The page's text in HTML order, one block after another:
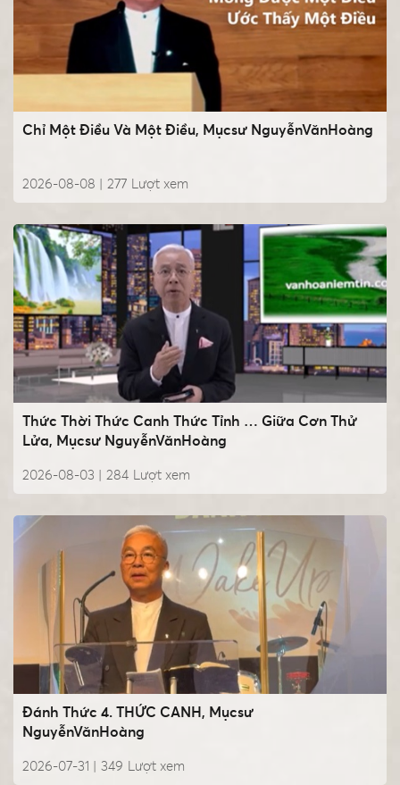
Chỉ Một Điều Và Một Điều, Mụcsư NguyễnVănHoàng
2026-08-08 | Lượt xem
277
Thức Thời Thức Canh Thức Tỉnh … Giữa Cơn Thử
Lửa, Mụcsư NguyễnVănHoàng
2026-08-03 | Lượt xem
284
Đánh Thức 4. THỨC CANH, Mụcsư
NguyễnVănHoàng
2026-07-31 | Lượt xem
349